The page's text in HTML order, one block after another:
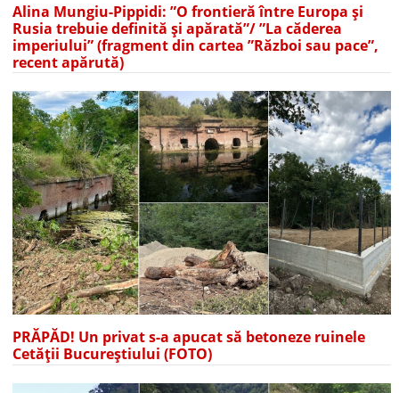
Alina Mungiu-Pippidi: ”O frontieră între Europa și
Rusia trebuie definită și apărată”/ ”La căderea
imperiului” (fragment din cartea ”Război sau pace”,
recent apărută)
PRĂPĂD! Un privat s-a apucat să betoneze ruinele
Cetății Bucureștiului (FOTO)